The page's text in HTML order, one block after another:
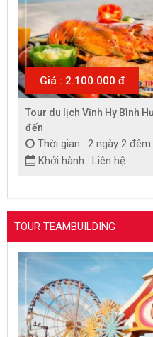
Giá : 2.100.000 đ
Tour du lịch Vĩnh Hy Bình
đến
Thời gian : 2 ngày 2 đêm
Khởi hành : Liên hệ
TOUR TEAMBUILDING